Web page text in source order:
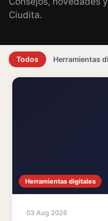
Ciudita.
Todos Herramientas
Herramientas digitales
03 Aug 2026